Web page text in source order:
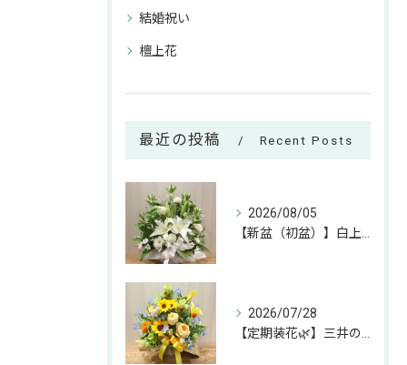
結婚祝い
檀上花
最近の投稿 Recent Posts
2026/08/05
2026/07/28